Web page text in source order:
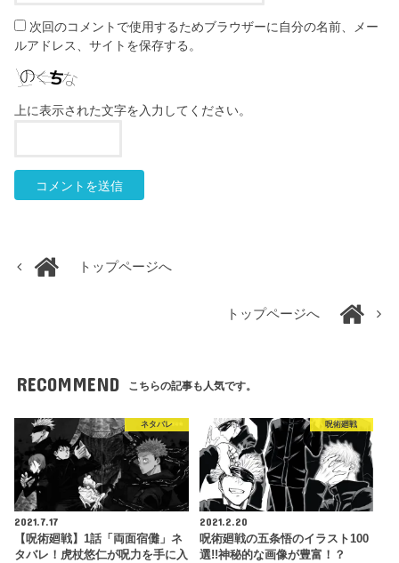
次回のコメントで使用するためブラウザーに自分の名前、メー
ルアドレス、サイトを保存する。
上に表示された文字を入力してください。
トップページへ
トップページへ
RECOMMEND こちらの記事も人気です。
ネタバレ
2021.7.17
【呪術廻戦】1話「両面宿儺」ネ
タバレ！虎杖悠仁が呪力を手に入
呪術廻戦
2021.2.20
呪術廻戦の五条悟のイラスト100
選!!神秘的な画像が豊富！？